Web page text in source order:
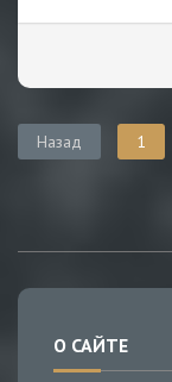
Назад 1
О САЙТЕ